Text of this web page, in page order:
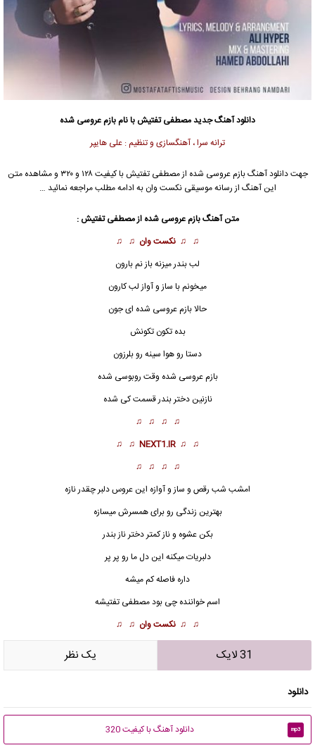
دانلود آهنگ جدیدمصطفی تفتیش با نام بازم عروسی شده
ترانه سرا ، آهنگسازی و تنظیم : علی هایپر
جهت دانلود آهنگ بازم عروسی شده از مصطفی تفتیش با کیفیت ۱۲۸ و ۳۲۰ و مشاهده متن
این آهنگ از رسانه موسیقی نکست وان به ادامه مطلب مراجعه نمائید …
متن آهنگ بازم عروسی شده از مصطفی تفتیش :
♫ ♫ نکست وان ♫ ♫
لب بندر میزنه باز نم بارون
میخونم با ساز و آواز لب کارون
حالا بازم عروسی شده ای جون
بده تکون تکونش
دستا رو هوا سینه رو بلرزون
بازم عروسی شده وقت روبوسی شده
نازنین دختر بندر قسمت کی شده
♫ ♫ ♫ ♫
♫ ♫
NEXT1.IR
♫ ♫
♫ ♫ ♫ ♫
امشب شب رقص و ساز و آوازه این عروس دلبر چقدر نازه
بهترین زندگی رو برای همسرش میسازه
بکن عشوه و ناز کمتر دختر ناز بندر
دلبریات میکنه این دل ما رو پر پر
داره فاصله کم میشه
اسم خواننده چی بود مصطفی تفتیشه
♫ ♫ نکست وان ♫ ♫
31 لایک يک نظر
دانلود
mp3 دانلود آهنگ با کیفیت 320